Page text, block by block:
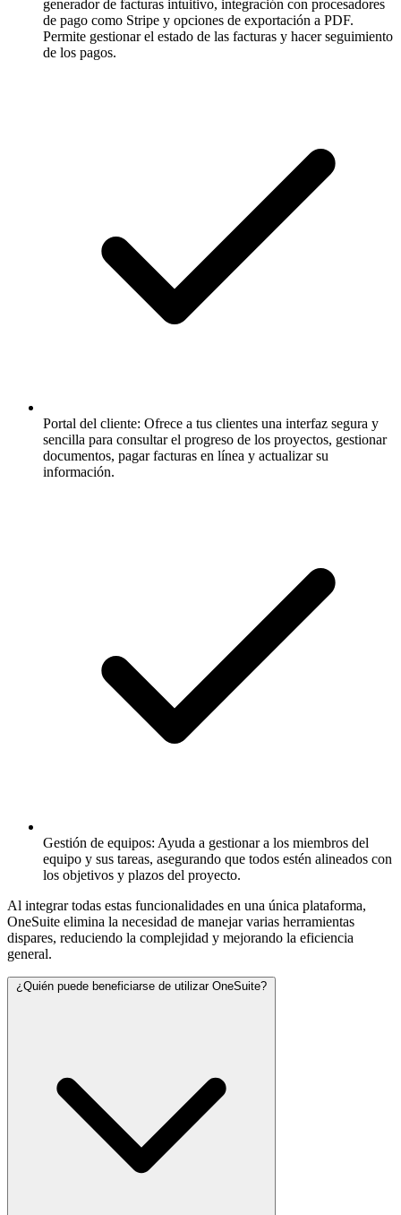
generador de facturas intuitivo, integración con procesadores
de pago como Stripe y opciones de exportación a PDF.
Permite gestionar el estado de las facturas y hacer seguimiento
de los pagos.
Portal del cliente: Ofrece a tus clientes una interfaz segura y
sencilla para consultar el progreso de los proyectos, gestionar
documentos, pagar facturas en línea y actualizar su
información.
Gestión de equipos: Ayuda a gestionar a los miembros del
equipo y sus tareas, asegurando que todos estén alineados con
los objetivos y plazos del proyecto.
Al integrar todas estas funcionalidades en una única plataforma,
OneSuite elimina la necesidad de manejar varias herramientas
dispares, reduciendo la complejidad y mejorando la eficiencia
general.
¿Quién puede beneficiarse de utilizar OneSuite?